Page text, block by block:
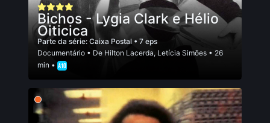
Bichos - Lygia Clark e Hélio
Oiticica
Parte da série: Caixa Postal • 7 eps
Documentário • De Hilton Lacerda, Letí­cia Simões • 26
min •